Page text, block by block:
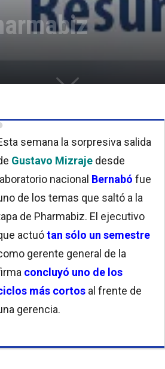
semana la sorpresiva salida
Gustavo Mizraje desde
nacional Bernabó fue
de los temas que saltó a la
de Pharmabiz. El ejecutivo
actuótan sólo un semestre
gerente general de la
concluyó uno de los
más cortos al frente de
gerencia.